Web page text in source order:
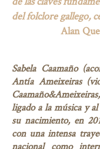
del folclore gallego,
Alan
Sabela Caamaño
Antía Ameixeiras
ligado a la música y
su nacimiento, en
con una intensa
nacional como